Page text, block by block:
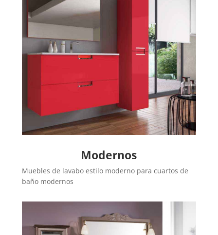
Modernos
Muebles de lavabo estilo moderno para cuartos de
baño modernos